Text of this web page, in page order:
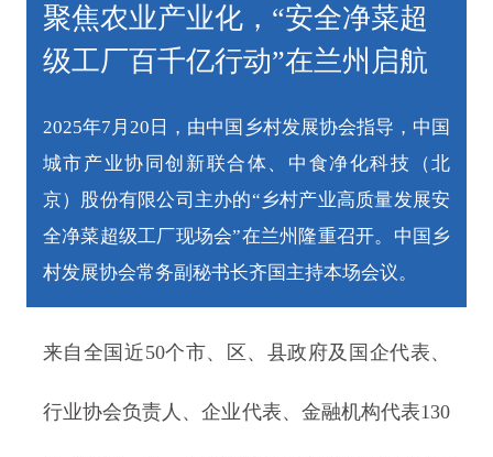
聚焦农业产业化，“安全净菜超
级工厂百千亿行动”在兰州启航
2025年7月20日，由中国乡村发展协会指导，中国
城市产业协同创新联合体、中食净化科技（北
京）股份有限公司主办的“乡村产业高质量发展安
全净菜超级工厂现场会”在兰州隆重召开。中国乡
村发展协会常务副秘书长齐国主持本场会议。
来自全国近50个市、区、县政府及国企代表、
行业协会负责人、企业代表、金融机构代表130